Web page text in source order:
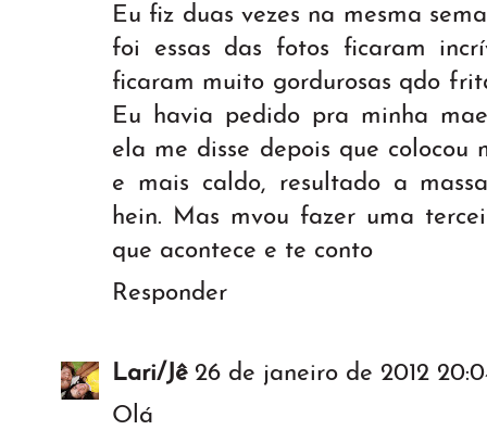
Eu fiz duas vezes na mesma
foi essas das fotos ficaram
ficaram muito gordurosas qdo
Eu havia pedido pra minha
ela me disse depois que
e mais caldo, resultado a
hein. Mas mvou fazer uma
que acontece e te conto
Responder
Lari/Jê 26 de janeiro de 2012
Olá